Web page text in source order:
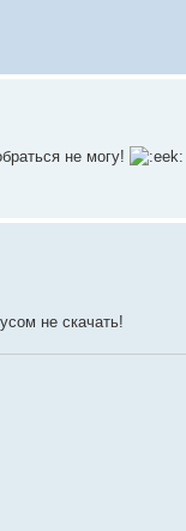
не могу!
не скачать!